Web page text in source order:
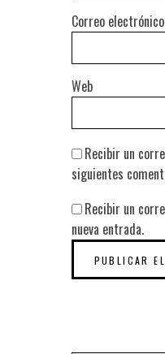
Correo electrónico
Web
Recibir un
siguientes
Recibir un
nueva entrada.